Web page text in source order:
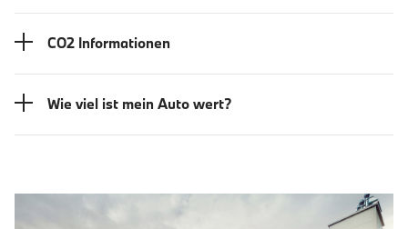
CO2 Informationen
Wie viel ist mein Auto wert?